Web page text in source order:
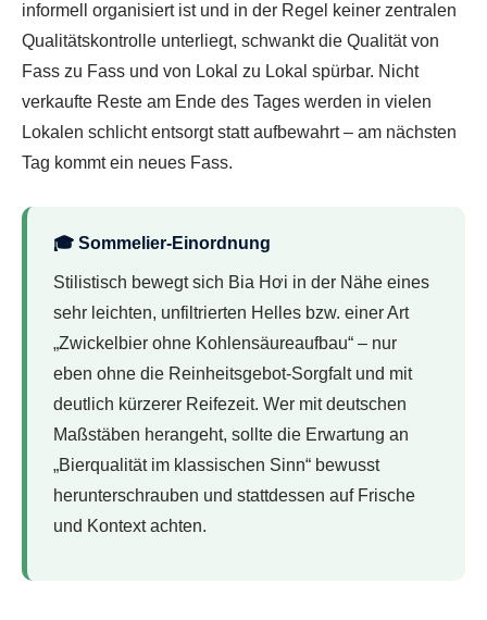
informell organisiert ist und in der Regel keiner zentralen
Qualitätskontrolle unterliegt, schwankt die Qualität von
Fass zu Fass und von Lokal zu Lokal spürbar. Nicht
verkaufte Reste am Ende des Tages werden in vielen
Lokalen schlicht entsorgt statt aufbewahrt – am nächsten
Tag kommt ein neues Fass.
🎓 Sommelier-Einordnung
Stilistisch bewegt sich Bia Hơi in der Nähe eines
sehr leichten, unfiltrierten Helles bzw. einer Art
„Zwickelbier ohne Kohlensäureaufbau“ – nur
eben ohne die Reinheitsgebot-Sorgfalt und mit
deutlich kürzerer Reifezeit. Wer mit deutschen
Maßstäben herangeht, sollte die Erwartung an
„Bierqualität im klassischen Sinn“ bewusst
herunterschrauben und stattdessen auf Frische
und Kontext achten.